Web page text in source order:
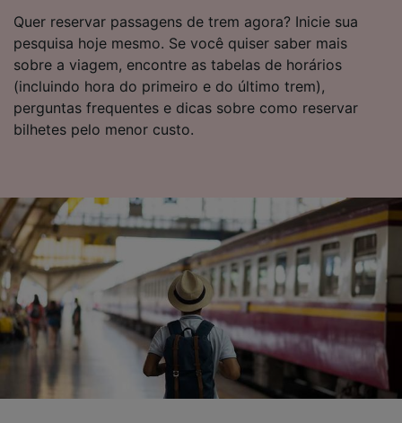
Quer reservar passagens de trem agora? Inicie sua
pesquisa hoje mesmo. Se você quiser saber mais
sobre a viagem, encontre as tabelas de horários
(incluindo hora do primeiro e do último trem),
perguntas frequentes e dicas sobre como reservar
bilhetes pelo menor custo.